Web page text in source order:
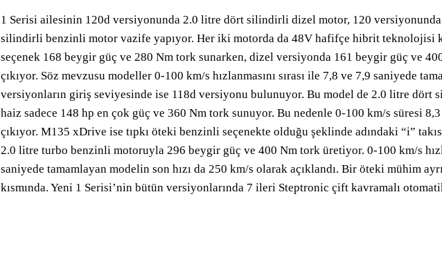
1 Serisi ailesinin 120d versiyonunda 2.0 litre dört silindirli dizel motor, 120
silindirli benzinli motor vazife yapıyor. Her iki motorda da 48V hafifçe hibrit teknolojisi
seçenek 168 beygir güç ve 280 Nm tork sunarken, dizel versiyonda 161 beygir güç ve
çıkıyor. Söz mevzusu modeller 0-100 km/s hızlanmasını sırası ile 7,8 ve 7,9 saniyede
versiyonların giriş seviyesinde ise 118d versiyonu bulunuyor. Bu model de 2.0 litre dört
haiz sadece 148 hp en çok güç ve 360 Nm tork sunuyor. Bu nedenle 0-100 km/s süresi
çıkıyor. M135 xDrive ise tıpkı öteki benzinli seçenekte olduğu şeklinde adındaki “i”
2.0 litre turbo benzinli motoruyla 296 beygir güç ve 400 Nm tork üretiyor. 0-100 km/s
saniyede tamamlayan modelin son hızı da 250 km/s olarak açıklandı. Bir öteki mühim
kısmında. Yeni 1 Serisi’nin bütün versiyonlarında 7 ileri Steptronic çift kavramalı